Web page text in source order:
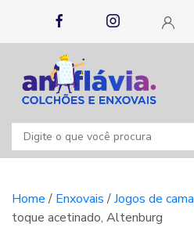
Home/ Enxovais/Jogos de cama
toque acetinado, Altenburg